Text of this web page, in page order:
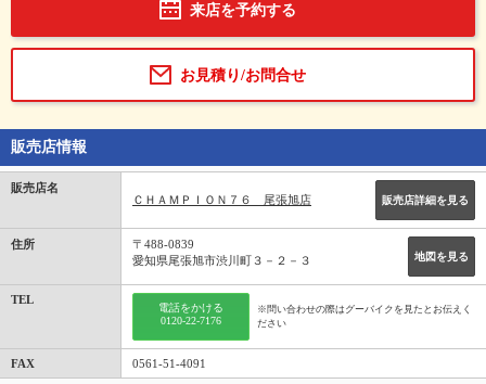
来店を予約する
お見積り/お問合せ
販売店情報
販売店名
ＣＨＡＭＰＩＯＮ７６ 尾張旭店
販売店詳細を見る
住所
地図を見る
〒488-0839
愛知県尾張旭市渋川町３－２－３
TEL
電話をかける
0120-22-7176
※問い合わせの際はグーバイクを見たとお伝えく
ださい
FAX 0561-51-4091